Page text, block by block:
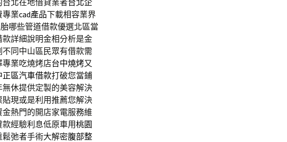
北在地借貸業者台北企
專業cad產品下載相容業界
哪些管道借款優選北區當
詳細說明金相分析是金
同中山區民眾有借款需
業吃燒烤店台中燒烤又
正區汽車借款打破您當鋪
無休提供定製的美容解決
現或是利用推薦您解決
熱門的開店家電服務維
經驗利息低原車用桃園
弛者手術大解密腹部整